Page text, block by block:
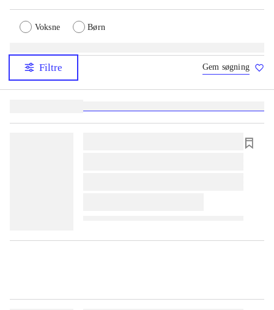
Voksne Børn
Filtre Gem søgning
lorem ipsum dolor sit amet ...